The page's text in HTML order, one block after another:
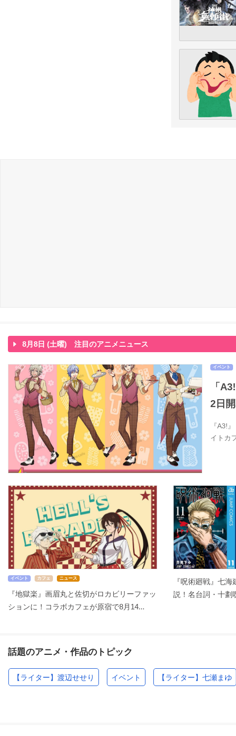
8月8日 (土曜) 注目のアニメニュース
イベント
「
2日
『A3!
イトカ
イベント カフェ ニュース
『地獄楽』画眉丸と佐切がロカビリーファッ
ションに！コラボカフェが原宿で8月14...
『呪術廻戦』七
説！名台詞・十劃
話題のアニメ・作品のトピック
【ライター】渡辺せせり イベント 【ライター】七瀬まゆ